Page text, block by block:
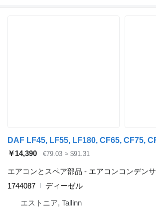
￥14,390 €79.03 ≈ $91.31
エアコンとスペア部品 - エアコンコンデンサ
1744087
ディーゼル
エストニア, Tallinn